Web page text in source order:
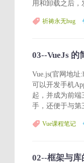
用和卸载之后，
祈祷永无bug
03--VueJs 的
Vue.js(官网地址
可以开发手机
起，并成为前端
手，还便于与第
Vue课程笔记
02--框架与库